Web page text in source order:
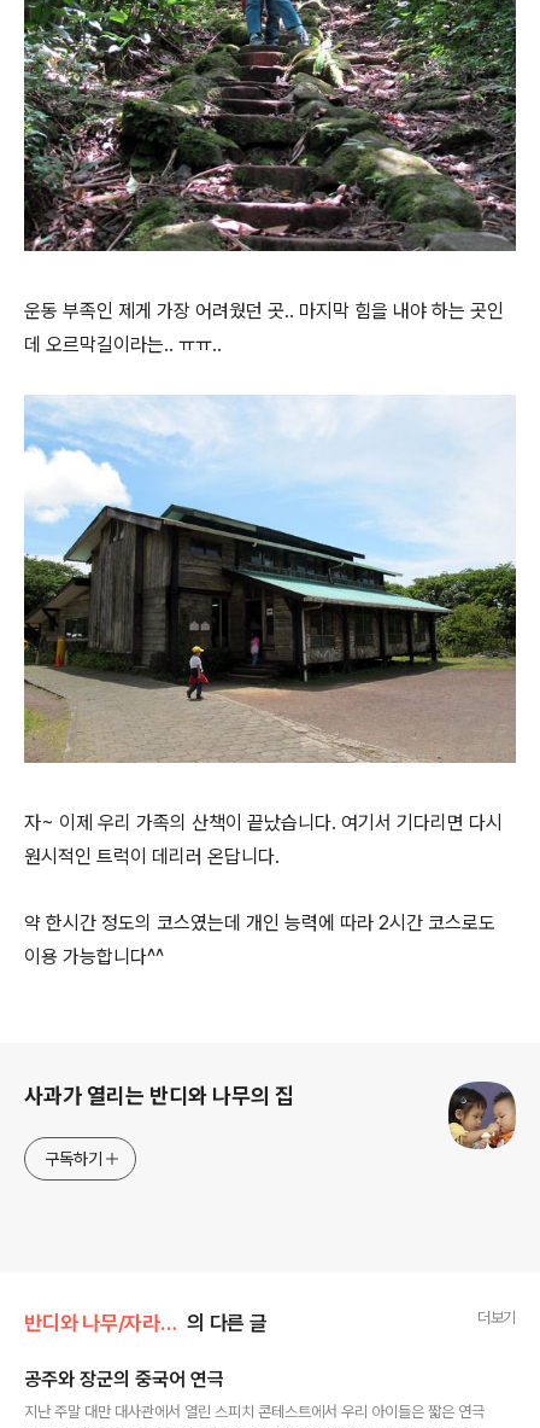
운동 부족인 제게 가장 어려웠던 곳.. 마지막 힘을 내야 하는 곳인
데 오르막길이라는.. ㅠㅠ..
자~ 이제 우리 가족의 산책이 끝났습니다. 여기서 기다리면 다시
원시적인 트럭이 데리러 온답니다.
약 한시간 정도의 코스였는데 개인 능력에 따라 2시간 코스로도
이용 가능합니다^^
사과가 열리는 반디와 나무의 집
구독하기
반디와 나무/자라면서 의 다른 글 더보기
공주와 장군의 중국어 연극
지난 주말 대만 대사관에서 열린 스피치 콘테스트에서 우리 아이들은 짧은 연극